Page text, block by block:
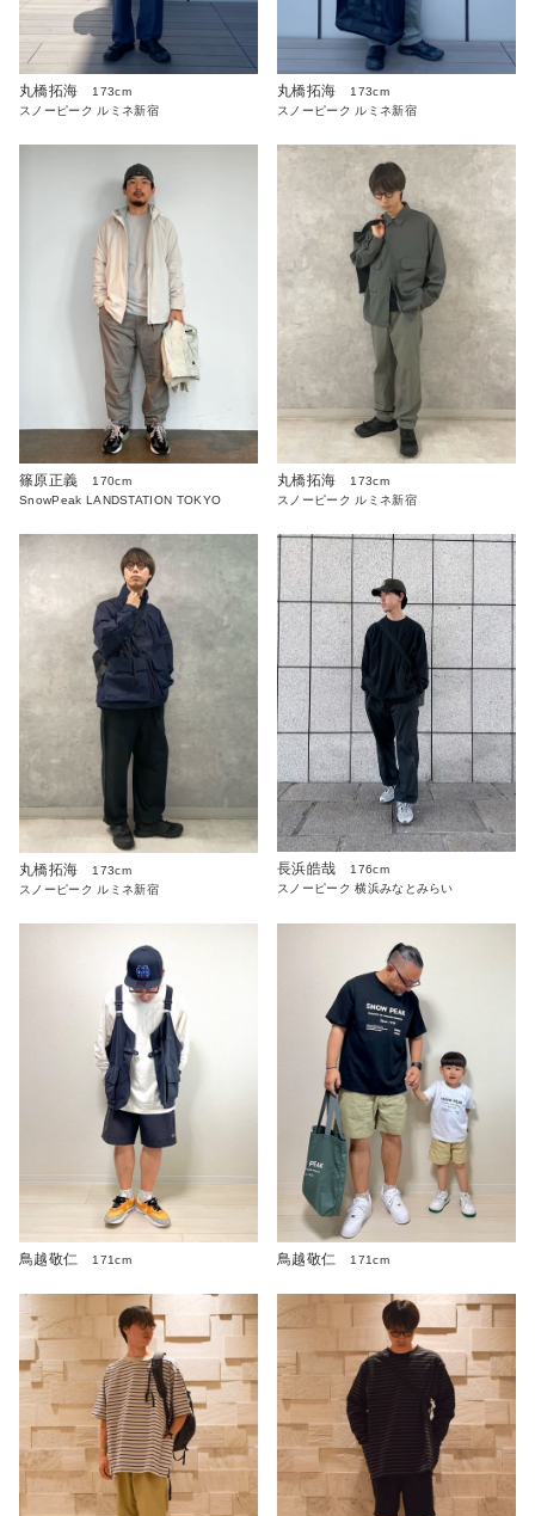
丸橋拓海
173cm
スノーピーク ルミネ新宿
丸橋拓海
173cm
スノーピーク ルミネ新宿
篠原正義
170cm
SnowPeak LANDSTATION TOKYO
丸橋拓海
173cm
スノーピーク ルミネ新宿
丸橋拓海
173cm
スノーピーク ルミネ新宿
長浜皓哉
176cm
スノーピーク 横浜みなとみらい
鳥越敬仁 171cm 鳥越敬仁 171cm